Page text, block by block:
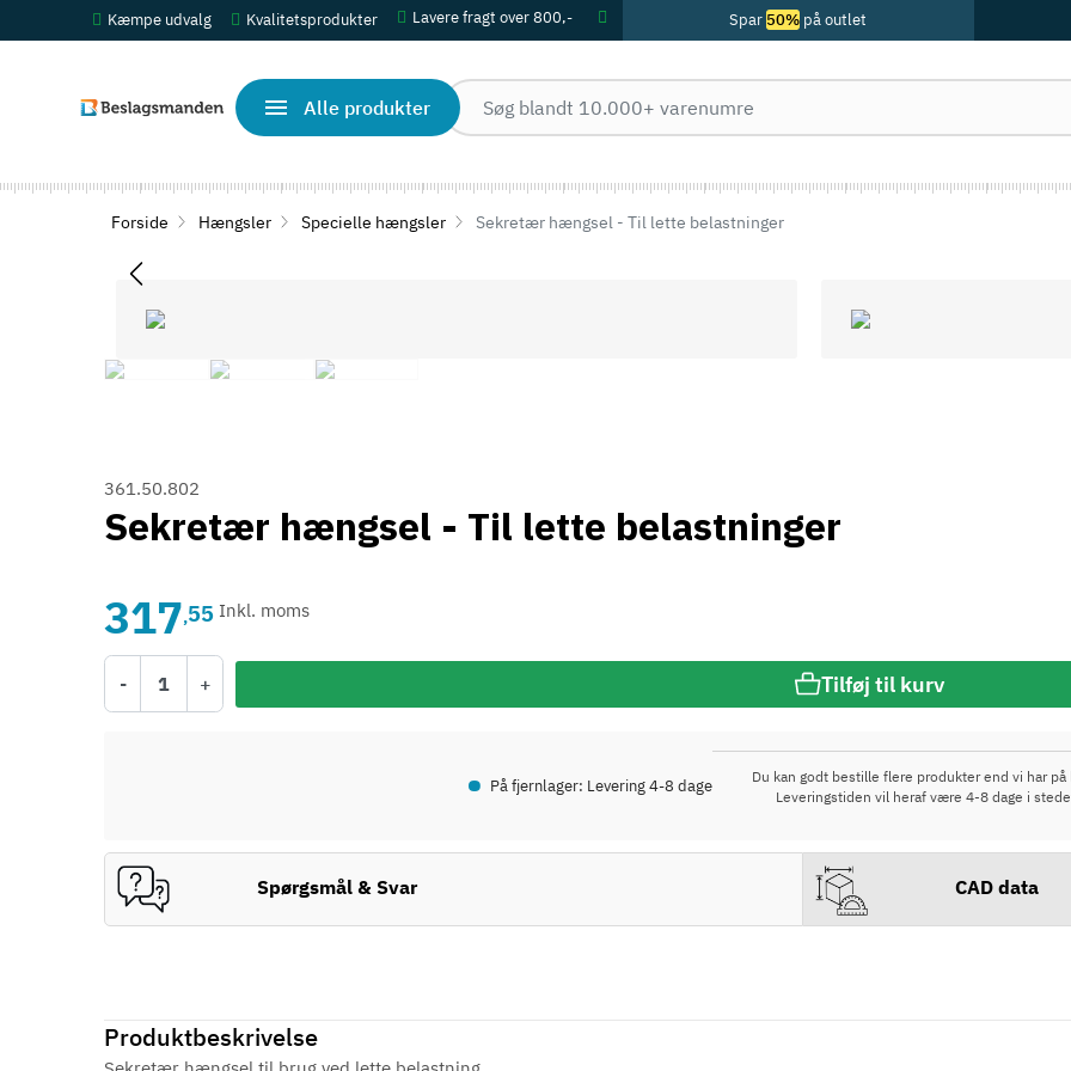
Kæmpe udvalg Kvalitetsprodukter Lavere fragt over 800,- Spar 50% på outlet
Alle produkter
Forside Hængsler Specielle hængsler Sekretær hængsel - Til lette belastninger
Produktbeskrivelse
361.50.802
Sekretær hængsel - Til lette belastninger
317,55 Inkl. moms
- + Tilføj til kurv
• På fjernlager: Levering 4-8 dage
Du kan godt bestille flere produkter end vi har på
Leveringstiden vil heraf være 4-8 dage i
Spørgsmål & Svar CAD data